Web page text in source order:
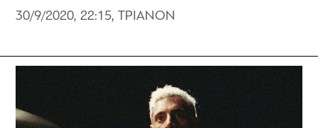
30/9/2020, 22:15, ΤΡΙΑΝΟΝ